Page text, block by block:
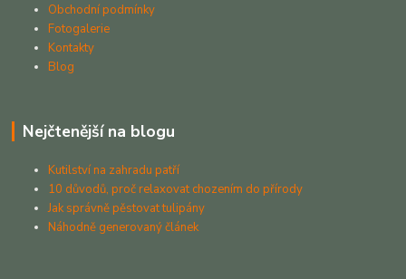
Obchodní podmínky
Fotogalerie
Kontakty
Blog
Nejčtenější na blogu
Kutilství na zahradu patří
10 důvodů, proč relaxovat chozením do přírody
Jak správně pěstovat tulipány
Náhodně generovaný článek